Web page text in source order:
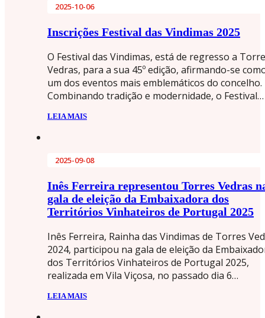
2025-10-06
Inscrições Festival das Vindimas 2025
O Festival das Vindimas, está de regresso a
Vedras, para a sua 45º edição, afirmando-se
um dos eventos mais emblemáticos do concelho.
Combinando tradição e modernidade, o Festival…
LEIA MAIS
2025-09-08
Inês Ferreira representou Torres Vedras
gala de eleição da Embaixadora dos
Territórios Vinhateiros de Portugal 2025
Inês Ferreira, Rainha das Vindimas de Torres
2024, participou na gala de eleição da
dos Territórios Vinhateiros de Portugal 2025,
realizada em Vila Viçosa, no passado dia 6…
LEIA MAIS